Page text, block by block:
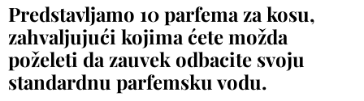
Predstavljamo 10 parfema za kosu,
zahvaljujući kojima ćete možda
poželeti da zauvek odbacite svoju
standardnu parfemsku vodu.